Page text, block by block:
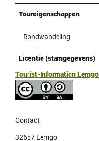
Toureigenschappen
Rondwandeling
Licentie (stamgegevens)
Tourist-Information Lemgo
Contact
32657 Lemgo